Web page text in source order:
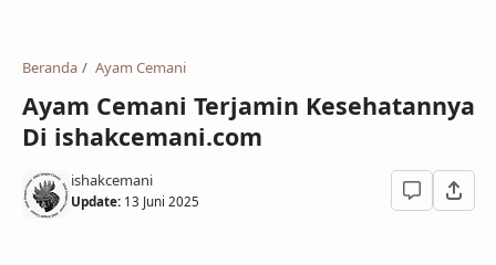
Privacy Policy
Feed
Beranda Ayam Cemani
Ayam Cemani Terjamin Kesehatannya
Di ishakcemani.com
ishakcemani
Update: 13 Juni 2025